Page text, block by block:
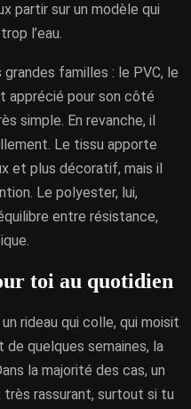
partir sur un modèle qui
l’eau.
familles : le PVC, le
apprécié pour son côté
simple. En revanche, il
Le tissu apporte
et plus décoratif, mais il
Le polyester, lui,
entre résistance,
toi au quotidien
rideau qui colle, qui moisit
quelques semaines, la
la majorité des cas, un
rassurant, surtout si tu